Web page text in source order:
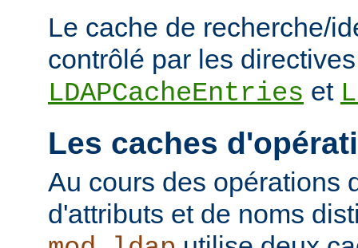
Le cache de recherche/
contrôlé par les directives
LDAPCacheEntries et
Les caches
Au cours des opérations
d'attributs et de noms